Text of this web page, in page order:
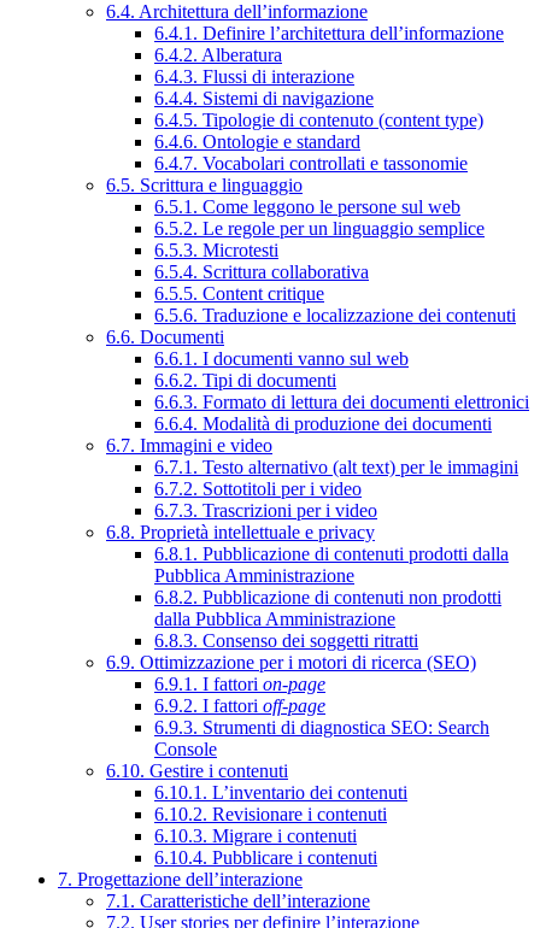
6.4. Architettura dell’informazione
6.4.1. Definire l’architettura dell’informazione
6.4.2. Alberatura
6.4.3. Flussi di interazione
6.4.4. Sistemi di navigazione
6.4.5. Tipologie di contenuto (content type)
6.4.6. Ontologie e standard
6.4.7. Vocabolari controllati e tassonomie
6.5. Scrittura e linguaggio
6.5.1. Come leggono le persone sul web
6.5.2. Le regole per un linguaggio semplice
6.5.3. Microtesti
6.5.4. Scrittura collaborativa
6.5.5. Content critique
6.5.6. Traduzione e localizzazione dei contenuti
6.6. Documenti
6.6.1. I documenti vanno sul web
6.6.2. Tipi di documenti
6.6.3. Formato di lettura dei documenti elettronici
6.6.4. Modalità di produzione dei documenti
6.7. Immagini e video
6.7.1. Testo alternativo (alt text) per le immagini
6.7.2. Sottotitoli per i video
6.7.3. Trascrizioni per i video
6.8. Proprietà intellettuale e privacy
6.8.1. Pubblicazione di contenuti prodotti dalla
Pubblica Amministrazione
6.8.2. Pubblicazione di contenuti non prodotti
dalla Pubblica Amministrazione
6.8.3. Consenso dei soggetti ritratti
6.9. Ottimizzazione per i motori di ricerca (SEO)
6.9.1. I fattori on-page
6.9.2. I fattori off-page
6.9.3. Strumenti di diagnostica SEO: Search
Console
6.10. Gestire i contenuti
6.10.1. L’inventario dei contenuti
6.10.2. Revisionare i contenuti
6.10.3. Migrare i contenuti
6.10.4. Pubblicare i contenuti
7. Progettazione dell’interazione
7.1. Caratteristiche dell’interazione
7.2. User stories per definire l’interazione